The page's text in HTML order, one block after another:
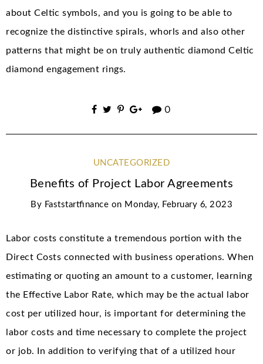
about Celtic symbols, and you is going to be able to
recognize the distinctive spirals, whorls and also other
patterns that might be on truly authentic diamond Celtic
diamond engagement rings.
0
UNCATEGORIZED
Benefits of Project Labor Agreements
By Faststartfinance on Monday, February 6, 2023
Labor costs constitute a tremendous portion with the
Direct Costs connected with business operations. When
estimating or quoting an amount to a customer, learning
the Effective Labor Rate, which may be the actual labor
cost per utilized hour, is important for determining the
labor costs and time necessary to complete the project
or job. In addition to verifying that of a utilized hour